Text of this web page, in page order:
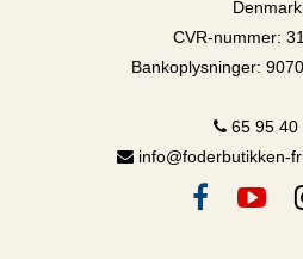
Denmark
CVR-nummer:
Bankoplysninger:
65 95 40
info@foderbutikken-